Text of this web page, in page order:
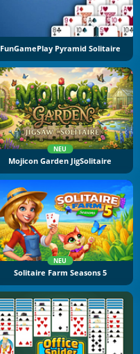
FunGamePlay Pyramid Solitaire
NEU
Mojicon Garden JigSolitaire
NEU
Solitaire Farm Seasons 5